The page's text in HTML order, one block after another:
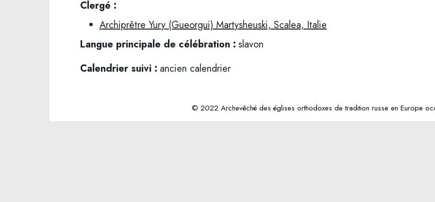
Clergé :
Archiprêtre Yury (Gueorgui) Martysheuski, Scalea, Italie
Langue principale de célébration : slavon
Calendrier suivi : ancien calendrier
© 2022 Archevêché des églises orthodoxes de tradition russe en Europe